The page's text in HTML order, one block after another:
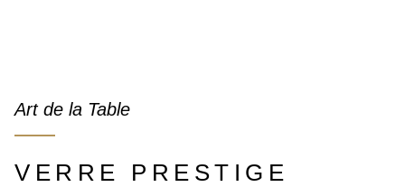
Art de la Table
VERRE PRESTIGE